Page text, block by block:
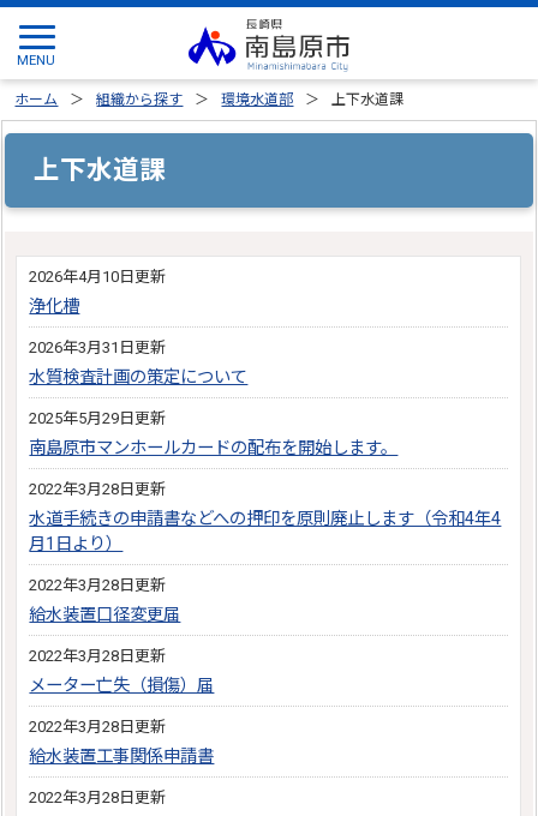
ホーム 組織から探す 環境水道部 上下水道課
上下水道課
2026年4月10日更新
浄化槽
2026年3月31日更新
水質検査計画の策定について
2025年5月29日更新
南島原市マンホールカードの配布を開始します。
2022年3月28日更新
水道手続きの申請書などへの押印を原則廃止します（令和4年4
月1日より）
2022年3月28日更新
給水装置口径変更届
2022年3月28日更新
メーター亡失（損傷）届
2022年3月28日更新
給水装置工事関係申請書
2022年3月28日更新